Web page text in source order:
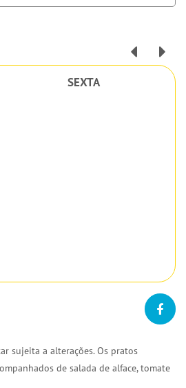
SEXTA
sujeita a alterações. Os pratos
de salada de alface, tomate